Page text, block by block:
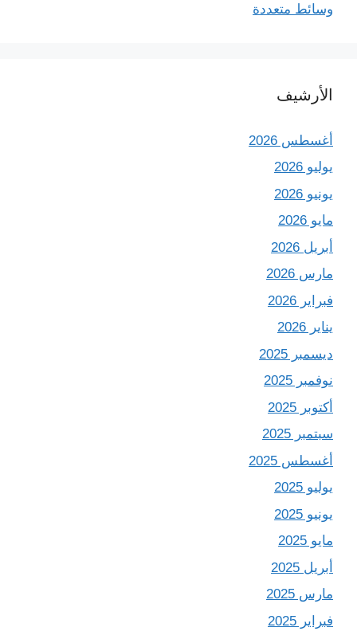
وسائط متعددة
الأرشيف
أغسطس 2026
يوليو 2026
يونيو 2026
مايو 2026
أبريل 2026
مارس 2026
فبراير 2026
يناير 2026
ديسمبر 2025
نوفمبر 2025
أكتوبر 2025
سبتمبر 2025
أغسطس 2025
يوليو 2025
يونيو 2025
مايو 2025
أبريل 2025
مارس 2025
فبراير 2025